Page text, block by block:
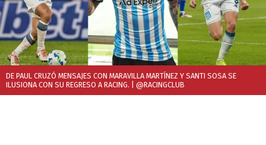
DE PAUL CRUZÓ MENSAJES CON MARAVILLA MARTÍNEZ Y SANTI SOSA SE
ILUSIONA CON SU REGRESO A RACING. | @RACINGCLUB